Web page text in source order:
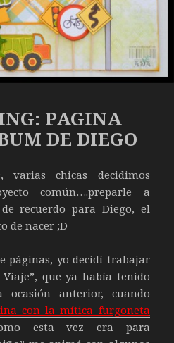
PAGINA
DE DIEGO
varias chicas decidimos
común….preparle a
recuerdo para Diego, el
de nacer ;D
páginas, yo decidí trabajar
que ya había tenido
anterior, cuando
con la mítica furgoneta
esta vez era para